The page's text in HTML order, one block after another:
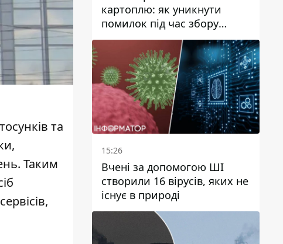
та
Таким
картоплю: як уникнути
помилок під час збору
врожаю
15:26
Вчені за допомогою ШІ
створили 16 вірусів, яких не
існує в природі